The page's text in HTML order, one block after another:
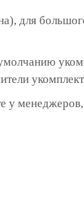
для
у